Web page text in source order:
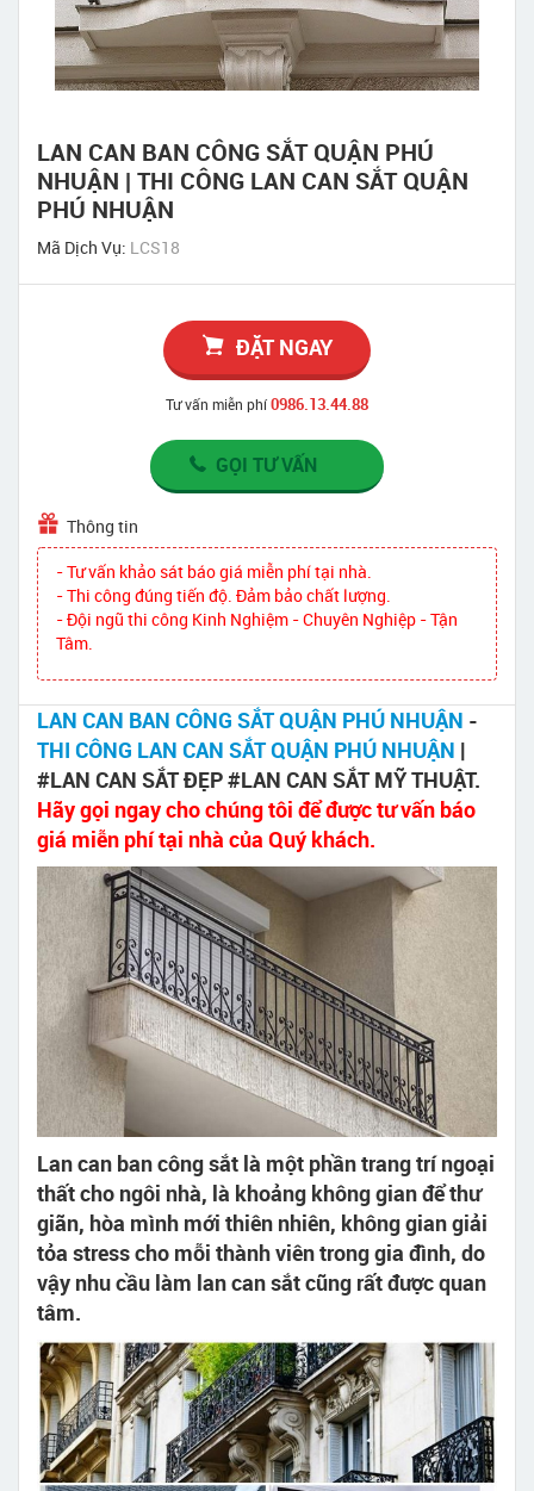
LAN CAN BAN CÔNG SẮT QUẬN PHÚ
NHUẬN | THI CÔNG LAN CAN SẮT QUẬN
PHÚ NHUẬN
Mã Dịch Vụ: LCS18
ĐẶT NGAY
Tư vấn miễn phí0986.13.44.88
GỌI TƯ VẤN
Thông tin
- Tư vấn khảo sát báo giá miễn phí tại nhà.
- Thi công đúng tiến độ. Đảm bảo chất lượng.
- Đội ngũ thi công Kinh Nghiệm - Chuyên Nghiệp - Tận
Tâm.
LAN CAN BAN CÔNG SẮT QUẬN PHÚ NHUẬN -
THI CÔNG LAN CAN SẮT QUẬN PHÚ NHUẬN |
#LAN CAN SẮT ĐẸP #LAN CAN SẮT MỸ THUẬT.
Hãy gọi ngay cho chúng tôi để được tư vấn báo
giá miễn phí tại nhà của Quý khách.
Lan can ban công sắt là một phần trang trí ngoại
thất cho ngôi nhà, là khoảng không gian để thư
giãn, hòa mình mới thiên nhiên, không gian giải
tỏa stress cho mỗi thành viên trong gia đình, do
vậy nhu cầu làm lan can sắt cũng rất được quan
tâm.